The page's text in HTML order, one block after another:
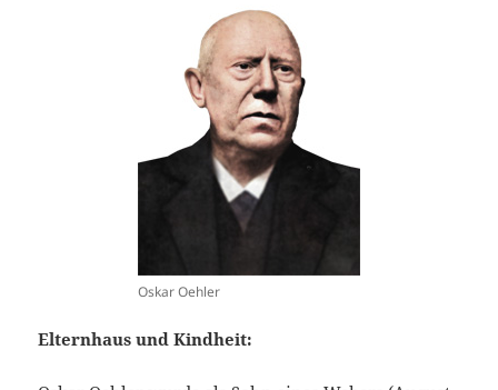
Oskar Oehler
Elternhaus und Kindheit: